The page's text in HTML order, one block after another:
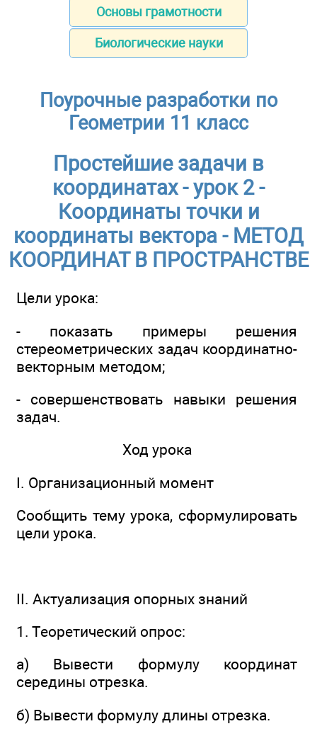
Основы грамотности
Биологические науки
Поурочные разработки по
Геометрии 11 класс
Простейшие задачи в
координатах - урок 2 -
Координаты точки и
координаты вектора - МЕТОД
КООРДИНАТ В ПРОСТРАНСТВЕ
Цели урока:
- показать примеры решения
стереометрических задач координатно-
векторным методом;
- совершенствовать навыки решения
задач.
Ход урока
I. Организационный момент
Сообщить тему урока, сформулировать
цели урока.
II. Актуализация опорных знаний
1. Теоретический опрос:
а) Вывести формулу координат
середины отрезка.
б) Вывести формулу длины отрезка.